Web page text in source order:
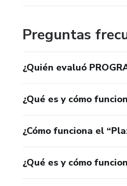
Preguntas
¿Quién evaluó
¿Qué es y cómo
¿Cómo funciona el
¿Qué es y cómo